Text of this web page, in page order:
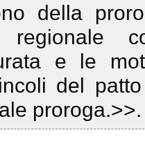
della
regionale
e le
del
proroga.>>.